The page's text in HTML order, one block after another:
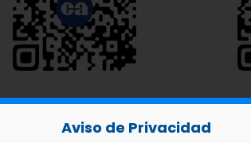
Aviso de Privacidad